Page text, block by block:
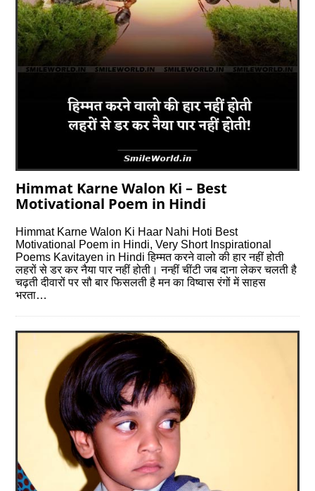
Himmat Karne Walon Ki – Best
Motivational Poem in Hindi
Himmat Karne Walon Ki Haar Nahi Hoti Best
Motivational Poem in Hindi, Very Short Inspirational
Poems Kavitayen in Hindi हिम्मत करने वालो की हार नहीं होती
लहरों से डर कर नैया पार नहीं होती। नन्हीं चींटी जब दाना लेकर चलती है
चढ़ती दीवारों पर सौ बार फिसलती है मन का विष्वास रंगों में साहस
भरता…